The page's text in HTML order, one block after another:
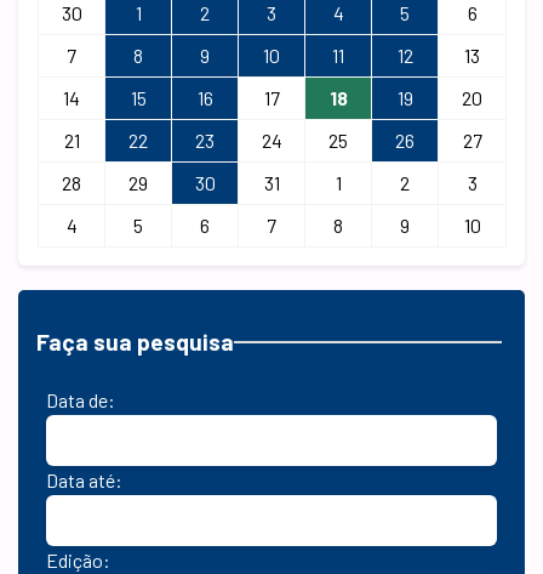
30
1 2 3 4 5
6
7
8 9 10 11 12
13
14
15 16 17 18 19
20
21
22 23 24 25 26
27
28
29 30 31 1 2
3
4
5 6 7 8 9 10
Faça sua pesquisa
Data de:
Data até:
Edição: